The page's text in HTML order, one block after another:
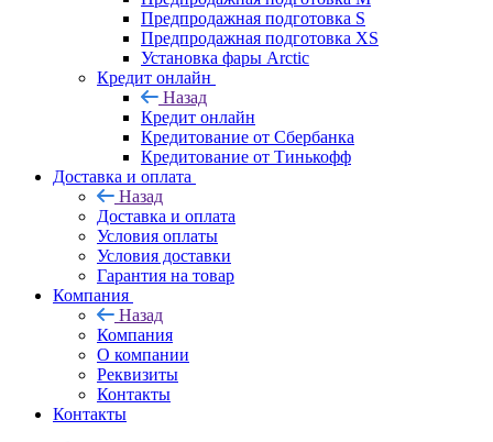
Предпродажная подготовка S
Предпродажная подготовка XS
Установка фары Arctic
Кредит онлайн
Назад
Кредит онлайн
Кредитование от Сбербанка
Кредитование от Тинькофф
Доставка и оплата
Назад
Доставка и оплата
Условия оплаты
Условия доставки
Гарантия на товар
Компания
Назад
Компания
О компании
Реквизиты
Контакты
Контакты